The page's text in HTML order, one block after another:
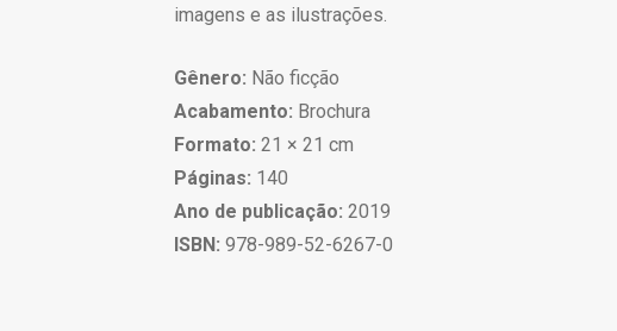
imagens e as ilustrações.
Gênero: Não ficção
Acabamento: Brochura
Formato: 21 × 21 cm
Páginas: 140
Ano de publicação: 2019
ISBN: 978-989-52-6267-0